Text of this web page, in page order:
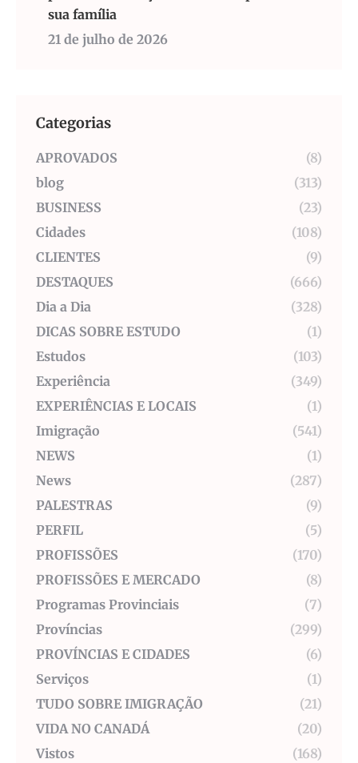
sua família
21 de julho de 2026
Categorias
APROVADOS
(8)
blog
(313)
BUSINESS
(23)
Cidades
(108)
CLIENTES
(9)
DESTAQUES
(666)
Dia a Dia
(328)
DICAS SOBRE ESTUDO
(1)
Estudos
(103)
Experiência
(349)
EXPERIÊNCIAS E LOCAIS
(1)
Imigração
(541)
NEWS
(1)
News
(287)
PALESTRAS
(9)
PERFIL
(5)
PROFISSÕES
(170)
PROFISSÕES E MERCADO
(8)
Programas Provinciais
(7)
Províncias
(299)
PROVÍNCIAS E CIDADES
(6)
Serviços
(1)
TUDO SOBRE IMIGRAÇÃO
(21)
VIDA NO CANADÁ
(20)
Vistos
(168)